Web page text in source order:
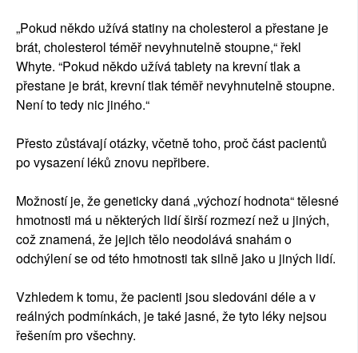
„Pokud někdo užívá statiny na cholesterol a přestane je
brát, cholesterol téměř nevyhnutelně stoupne,“ řekl
Whyte. “Pokud někdo užívá tablety na krevní tlak a
přestane je brát, krevní tlak téměř nevyhnutelně stoupne.
Není to tedy nic jiného.“
Přesto zůstávají otázky, včetně toho, proč část pacientů
po vysazení léků znovu nepřibere.
Možností je, že geneticky daná „výchozí hodnota“ tělesné
hmotnosti má u některých lidí širší rozmezí než u jiných,
což znamená, že jejich tělo neodolává snahám o
odchýlení se od této hmotnosti tak silně jako u jiných lidí.
Vzhledem k tomu, že pacienti jsou sledováni déle a v
reálných podmínkách, je také jasné, že tyto léky nejsou
řešením pro všechny.